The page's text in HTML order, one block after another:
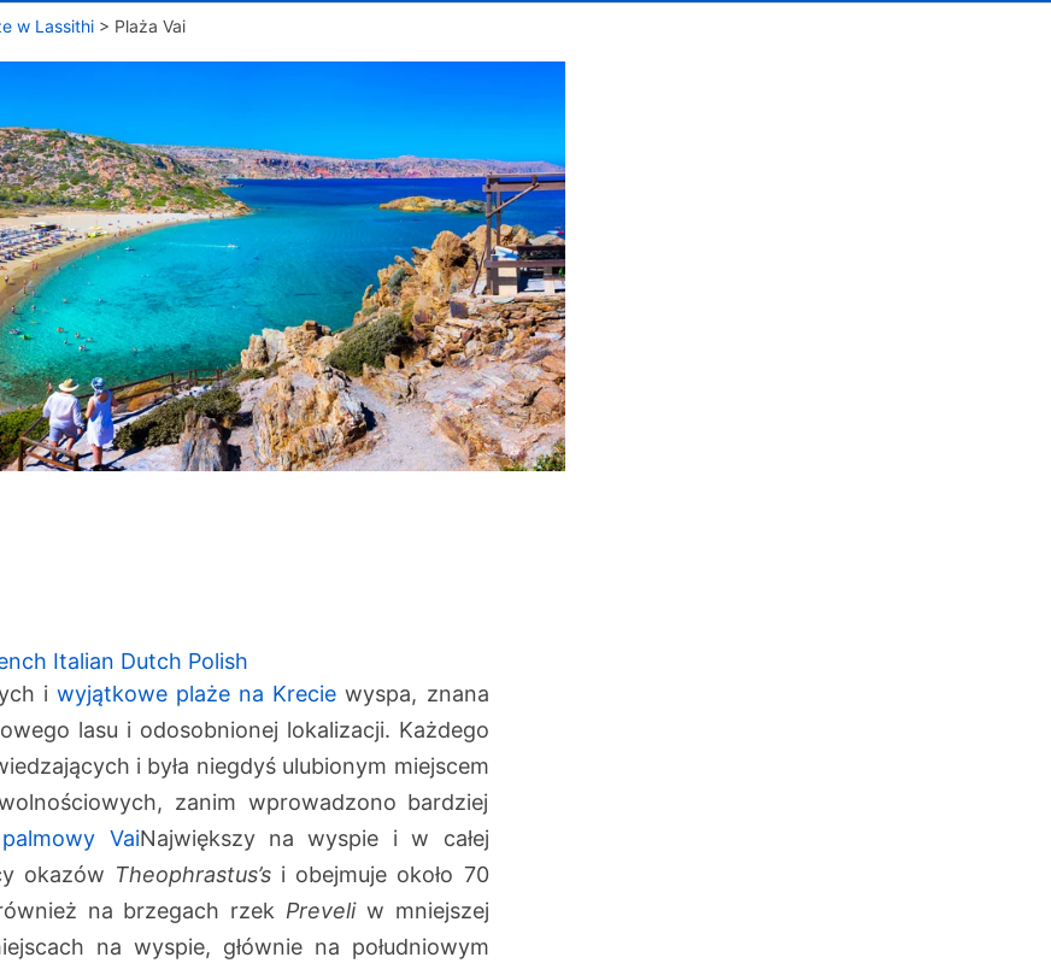
w Lassithi > Plaża Vai
a
V
Italian Dutch Polish
iwyjątkowe plaże na Krecie wyspa, znana
lasu i odosobnionej lokalizacji. Każdego
i była niegdyś ulubionym miejscem
zanim wprowadzono bardziej
VaiNajwiększy na wyspie i w całej
okazów Theophrastus’s i obejmuje około 70
na brzegach rzek Preveliw mniejszej
na wyspie, głównie na południowym